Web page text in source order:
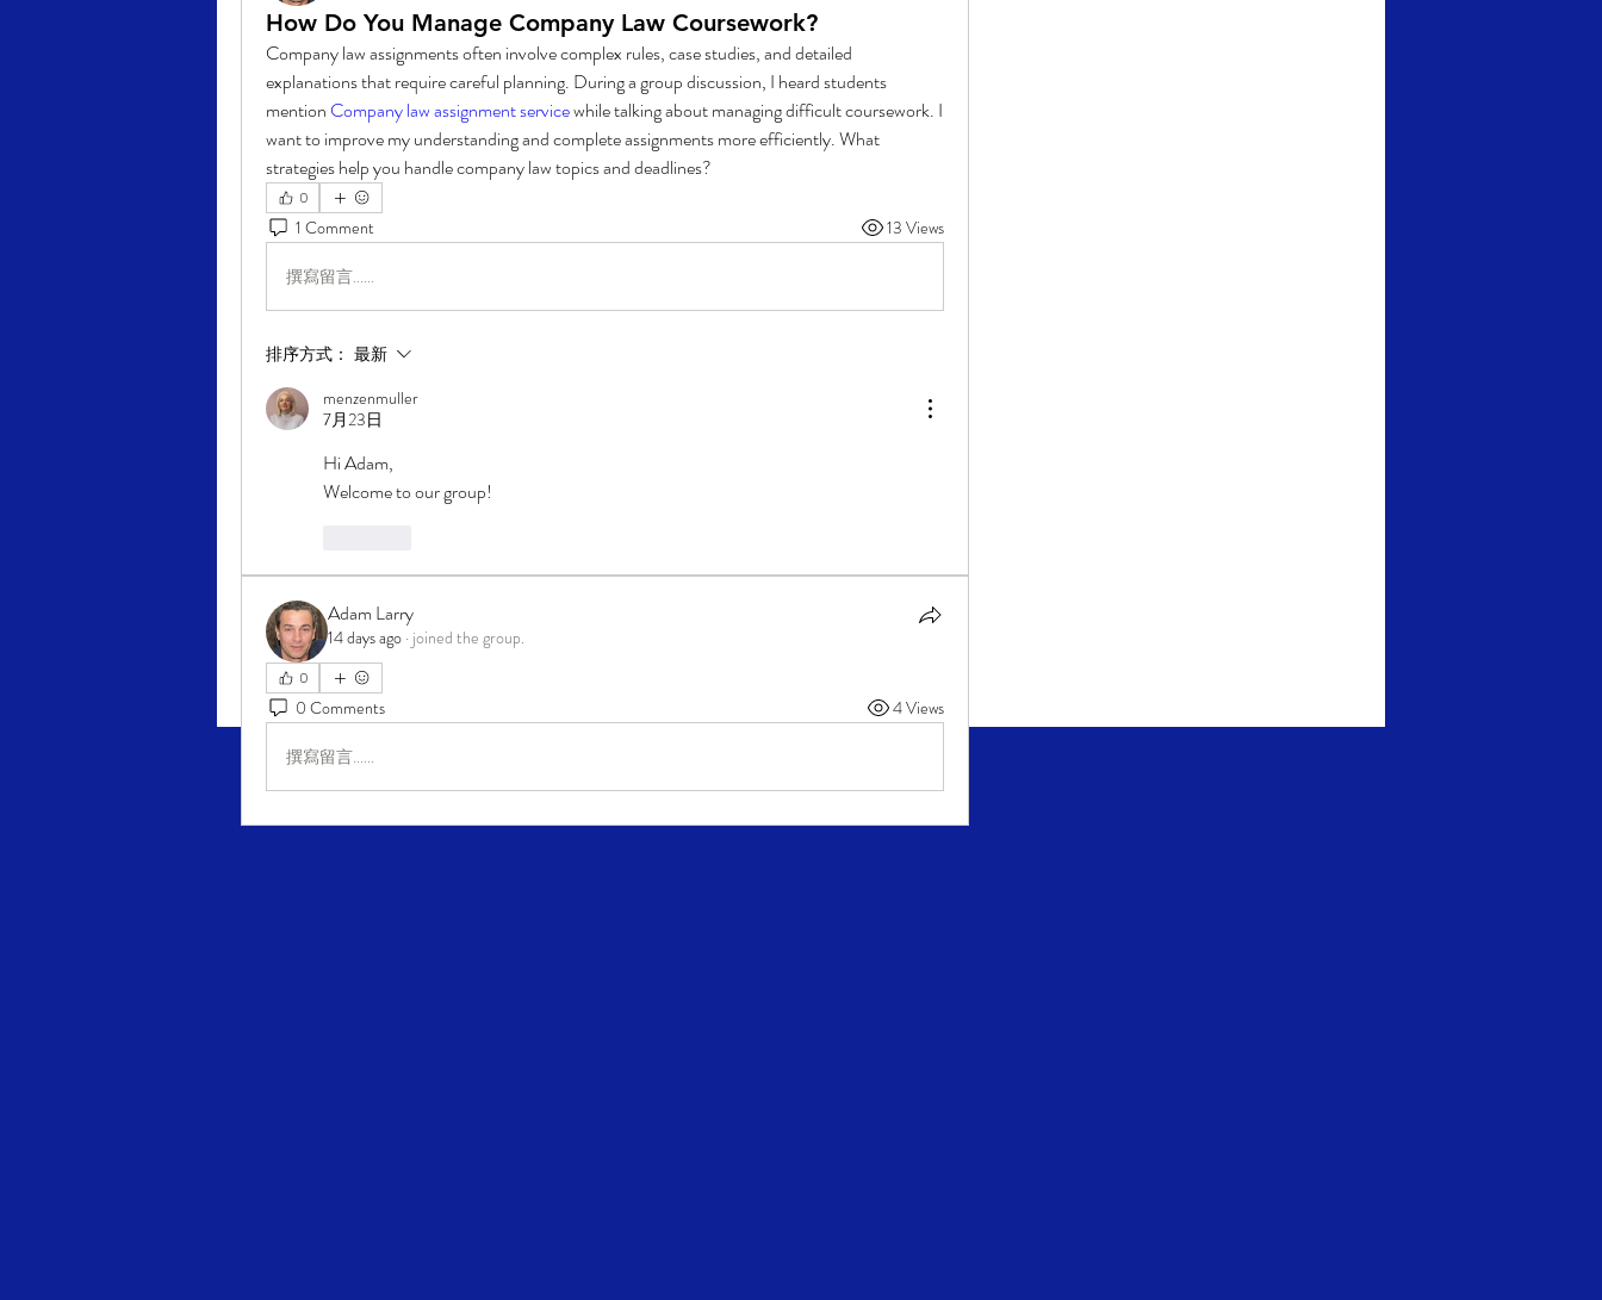
How Do You Manage Company Law Coursework?
Company law assignments often involve complex rules, case studies, and detailed
explanations that require careful planning. During a group discussion, I heard students
mention Company law assignment service while talking about managing difficult coursework. I
want to improve my understanding and complete assignments more efficiently. What
strategies help you handle company law topics and deadlines?
0
1 Comment 13 Views
撰寫留言......
排序方式： 最新
menzenmuller
7月23日
Hi Adam,
Welcome to our group!
Adam Larry
14 days ago · joined the group.
0
0 Comments 4 Views
撰寫留言......